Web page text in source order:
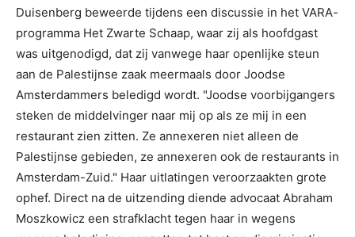
Duisenberg beweerde tijdens een discussie in het VARA-
programma Het Zwarte Schaap, waar zij als hoofdgast
was uitgenodigd, dat zij vanwege haar openlijke steun
aan de Palestijnse zaak meermaals door Joodse
Amsterdammers beledigd wordt. "Joodse voorbijgangers
steken de middelvinger naar mij op als ze mij in een
restaurant zien zitten. Ze annexeren niet alleen de
Palestijnse gebieden, ze annexeren ook de restaurants in
Amsterdam-Zuid." Haar uitlatingen veroorzaakten grote
ophef. Direct na de uitzending diende advocaat Abraham
Moszkowicz een strafklacht tegen haar in wegens